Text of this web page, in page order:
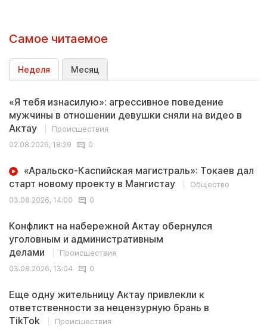
Самое читаемое
Неделя Месяц
«Я тебя изнасилую»: агрессивное поведение
мужчины в отношении девушки сняли на видео в
Актау
Происшествия
02.08.2026, 18:29
0
«Аральско-Каспийская магистраль»: Токаев дал
старт новому проекту в Мангистау
Общество
03.08.2026, 14:00
0
Конфликт на набережной Актау обернулся
уголовным и административным
делами
Происшествия
03.08.2026, 13:04
0
Еще одну жительницу Актау привлекли к
ответственности за нецензурную брань в
TikTok
Происшествия